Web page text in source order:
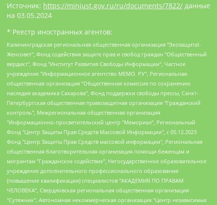
Источник: https://minjust.gov.ru/ru/documents/7822/ данные
на 03.05.2024
* Реестр иностранных агентов:
Калининградская региональная общественная организация "Экозащита!-Женсовет", Фонд содействия защите прав и свобод граждан "Общественный вердикт", Фонд "Институт Развития Свободы Информации", Частное учреждение "Информационное агентство МЕМО. РУ", Региональная общественная организация "Общественная комиссия по сохранению наследия академика Сахарова", Фонд поддержки свободы прессы, Санкт-Петербургская общественная правозащитная организация "Гражданский контроль", Межрегиональная общественная организация "Информационно-просветительский центр "Мемориал", Региональный Фонд "Центр Защиты Прав Средств Массовой Информации", с 05.12.2023 Фонд "Центр Защиты Прав Средств массовой информации", Региональная общественная благотворительная организация помощи беженцам и мигрантам "Гражданское содействие", Негосударственное образовательное учреждение дополнительного профессионального образования (повышение квалификации) специалистов "АКАДЕМИЯ ПО ПРАВАМ ЧЕЛОВЕКА", Свердловская региональная общественная организация "Сутяжник", Автономная некоммерческая организация "Центр независимых социологических исследований", Союз общественных объединений "Российский исследовательский центр по правам человека", Региональное общественное учреждение научно-информационный центр "МЕМОРИАЛ", Некоммерческая организация "Фонд защиты гласности", Автономная некоммерческая организация "Институт прав человека", Городская общественная организация "Екатеринбургское общество "МЕМОРИАЛ", Городская общественная организация "Рязанское историко-просветительское и правозащитное общество "Мемориал" (Рязанский Мемориал), Челябинский региональный орган общественной самодеятельности – женское общественное объединение "Женщины Евразии", Челябинский региональный орган общественной самодеятельности "Уральская правозащитная группа", Фонд содействия защите здоровья и социальной справедливости имени Андрея Рылькова, Автономная Некоммерческая Организация "Аналитический Центр Юрия Левады", Автономная некоммерческая организация социальной поддержки населения "Проект Апрель", Региональная общественная организация помощи женщинам и детям, находящимся в кризисной ситуации "Информационно-методический центр "Анна", Фонд содействия развитию массовых коммуникаций и правовому просвещению "Так-так-Так", Фонд содействия устойчивому развитию "Серебряная тайга", Свердловский региональный общественный фонд социальных проектов "Новое время", "Idel.Реалии", Кавказ.Реалии, Крым.Реалии, Телеканал Настоящее Время, Татаро-башкирская служба Радио Свобода (Azatliq Radiosi), Радио Свободная Европа/Радио Свобода (PCE/PC), "Сибирь.Реалии", "Фактограф", Благотворительный фонд помощи осужденным и их семьям, Автономная некоммерческая организация "Институт глобализации и социальных движений", Фонд "В защиту прав заключенных", Частное учреждение "Центр поддержки и содействия развитию средств массовой информации", Пензенский региональный общественный благотворительный фонд "Гражданский союз", "Север.Реалии", Некоммерческая организация Фонд "Правовая инициатива", Общество с ограниченной ответственностью "Радио Свободная Европа/Радио Свобода", Чешское информационное агентство "MEDIUM-ORIENT", Красноярская региональная общественная организация "Мы против СПИДа", Камалягин Денис Николаевич, Маркелов Сергей Евгеньевич, Пономарев Лев Александрович, Савицкая Людмила Алексеевна, Автономная некоммерческая организация "Центр по работе с проблемой насилия "НАСИЛИЮ.НЕТ", Межрегиональный профессиональный союз работников здравоохранения "Альянс врачей", Юридическое лицо, зарегистрированное в Латвийской Республике, SIA "Medusa Project" (регистрационный номер 40103797863, дата регистрации 10.06.2014), Некоммерческая организация "Фонд по борьбе с коррупцией", Автономная некоммерческая организация "Институт права и публичной политики", Баданин Роман Сергеевич, Гликин Максим Александрович, Железнова Мария Михайловна, Лукьянова Юлия Сергеевна, Маетная Елизавета Витальевна, Маняхин Петр Борисович, Чуракова Ольга Владимировна, Ярош Юлия Петровна, Юридическое лицо "The Insider SIA", зарегистрированное в Риге, Латвийская Республика (дата регистрации 26.06.2015), являющееся администратором доменного имени интернет-издания "The Insider SIA", https://theins.ru, Постернак Алексей Евгеньевич, Рубин Михаил Аркадьевич, Анин Роман Александрович, Юридическое лицо Istories fonds, зарегистрированное в Латвийской Республике (регистрационный номер 50008295751, дата регистрации 24.02.2020), Великовский Дмитрий Александрович, Долинина Ирина Николаевна, Мароховская Алеся Алексеевна, Шлейнов Роман Юрьевич, Шмагун Олеся Валентиновна, Общество с ограниченной ответственностью "Альтаир 2021", Общество с ограниченной ответственностью "Вега 2021", Общество с ограниченной ответственностью "Главный редактор 2021", Общество с ограниченной ответственностью "Ромашки монолит", Важенков Артем Валерьевич, Ивановская областная общественная организация "Центр гендерных исследований", Гурман Юрий Альбертович, Медиапроект "ОВД-Инфо", Егоров Владимир Владимирович, Жилинский Владимир Александрович, Общество с ограниченной ответственностью "ЗП", Иванова София Юрьевна, Карезина Инна Павловна, Кильтау Екатерина Викторовна, Петров Алексей Викторович, Пискунов Сергей Евгеньевич, Смирнов Сергей Сергеевич, Тихонов Михаил Сергеевич, Общество с ограниченной ответственностью "ЖУРНАЛИСТ-ИНОСТРАННЫЙ АГЕНТ", Арапова Галина Юрьевна, Вольтская Татьяна Анатольевна, Американская компания "Mason G.E.S. Anonymous Foundation" (США), являющаяся владельцем интернет-издания https://mnews.world/, Компания "Stichting Bellingcat", зарегистрированная в Нидерландах (дата регистрации 11.07.2018), Захаров Андрей Вячеславович, Клепиковская Екатерина Дмитриевна, Общество с ограниченной ответственностью "МЕМО", Перл Роман Александрович, Симонов Евгений Алексеевич, Соловьева Елена Анатольевна, Сотников Даниил Владимирович, Сурначева Елизавета Дмитриевна, Автономная некоммерческая организация по защите прав человека и информированию населения "Якутия – Наше Мнение", Общество с ограниченной ответственностью "Москоу диджитал медиа", с 26.01.2023 Общество с ограниченной ответственностью "Чайка Белые сады", Ветошкина Валерия Валерьевна, Заговора Максим Александрович, Межрегиональное общественное движение "Российская ЛГБТ - сеть", Оленичев Максим Владимирович, Павлов Иван Юрьевич, Скворцова Елена Сергеевна, Общество с ограниченной ответственностью "Как бы инагент", Кочетков Игорь Викторович, Общество с ограниченной ответственностью "Честные выборы", Еланчик Олег Александрович, Общество с ограниченной ответственностью "Нобелевский призыв", Гималова Регина Эмилевна, Григорьев Андрей Валерьевич, Григорьева Алина Александровна, Ассоциация по содействию защите прав призывников, альтернативнослужащих и военнослужащих "Правозащитная группа "Гражданин.Армия.Право", Хисамова Регина Фаритовна, Автономная некоммерческая организация по реализации социально-правовых программ "Лилит", Дальневосточное общественное движение "Маяк", Санкт-Петербургская ЛГБТ-инициативная группа "Выход", Инициативная группа ЛГБТ+ "Реверс", Алексеев Андрей Викторович, Бекбулатова Таисия Львовна, Беляев Иван Михайлович, Владыкина Елена Сергеевна, Гельман Марат Александрович, Никульшина Вероника Юрьевна, Толоконникова Надежда Андреевна, Шендерович Виктор Анатольевич, Общество с ограниченной ответственностью "Данное сообщение", Общество с ограниченной ответственностью Издательский дом "Новая глава", Айнбиндер Александра Александровна, Московский комьюнити-центр для ЛГБТ+инициатив, Благотворительный фонд развития филантропии, Deutsche Welle (Германия, Kurt-Schumacher-Strasse 3, 53113 Bonn), Борзунова Мария Михайловна, Воробьев Виктор Викторович, Голубева Анна Львовна, Константинова Алла Михайловна, Малкова Ирина Владимировна, Мурадов Мурад Абдулгалимович, Осетинская Елизавета Николаевна, Понасенков Евгений Николаевич, Ганапольский Матвей Юрьевич, Киселев Евгений Алексеевич, Борухович Ирина Григорьевна, Дремин Иван Тимофеевич, Дубровский Дмитрий Викторович, Красноярская региональная общественная организация поддержки и развития альтернативных образовательных технологий и межкультурных коммуникаций "ИНТЕРРА", Маяковская Екатерина Алексеевна, Фейгин Марк Захарович, Филимонов Андрей Викторович, Дзугкоева Регина Николаевна, Доброхотов Роман Александрович, Дудь Юрий Александрович, Елкин Сергей Владимирович, Кругликов Кирилл Игоревич, Сабунаева Мария Леонидовна, Семенов Алексей Владимирович, Шаинян Карен Багратович, Шульман Екатерина Михайловна, Асафьев Артур Валерьевич, Вахштайн Виктор Семенович, Венедиктов Алексей Алексеевич, Лушникова Екатерина Евгеньевна, Волков Леонид Михайлович, Невзоров Александр Глебович, Пархоменко Сергей Борисович, Сироткин Ярослав Николаевич, Кара-Мурза Владимир Владимирович, Баранова Наталья Владимировна, Гозман Леонид Яковлевич, Кагарлицкий Борис Юльевич, Климарев Михаил Валерьевич, Милов Владимир Станиславович, Автономная некоммерческая организация Краснодарский центр современного искусства "Типография", Моргенштерн Алишер Тагирович, Соболь Любовь Эдуардовна, Общество с ограниченной ответственностью "ЛИЗА НОРМ", Каспаров Гарри Кимович, Ходорковский Михаил Борисович, Общество с ограниченной ответственностью "Апрельские тезисы", Данилович Ирина Брониславовна, Кашин Олег Владимирович, Петров Николай Владимирович, Пивоваров Алексей Владимирович, Соколов Михаил Владимирович, Цветкова Юлия Владимировна, Чичваркин Евгений Александрович, Комитет против пыток/Команда против пыток, Общество с ограниченной ответственностью "Первый научный", Общество с ограниченной ответственностью "Вертолет и ко", Белоцерковская Вероника Борисовна, Кац Максим Евгеньевич, Лазарева Татьяна Юрьевна, Шаведдинов Руслан Табризович, Яшин Илья Валерьевич, Общество с ограниченной ответственностью "Иноагент ААВ", Алешковский Дмитрий Петрович, Альбац Евгения Марковна, Быков Дмитрий Львович, Галямина Юлия Евгеньевна, Лойко Сергей Леонидович, Мартынов Кирилл Константинович, Медведев Сергей Александрович, Крашенинников Федор Геннадиевич, Гордеева Катерина Вл